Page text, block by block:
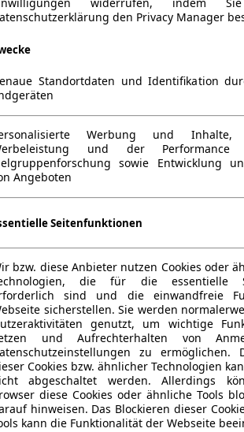
widerrufen, indem
den Privacy Manager
Standortdaten und Identifikation
Werbung und Inhalte,
und der
sowie Entwicklung
Angeboten
Seitenfunktionen
bzw. diese Anbieter nutzen Cookies oder
die für die essentielle
sind und die einwandfreie
sicherstellen. Sie werden
genutzt, um wichtige
und Aufrechterhalten von
zu ermöglichen.
Cookies bzw. ähnlicher Technologien
abgeschaltet werden. Allerdings
diese Cookies oder ähnliche Tools
hinweisen. Das Blockieren dieser
kann die Funktionalität der Webseite